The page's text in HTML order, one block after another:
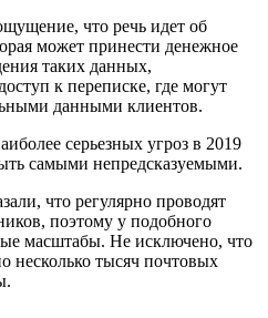
что речь идет об
может принести денежное
таких данных,
к переписке, где могут
данными клиентов.
серьезных угроз в 2019
самыми непредсказуемыми.
что регулярно проводят
поэтому у подобного
масштабы. Не исключено, что
несколько тысяч почтовых